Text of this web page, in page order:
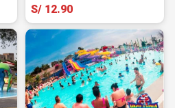
S/ 12.90